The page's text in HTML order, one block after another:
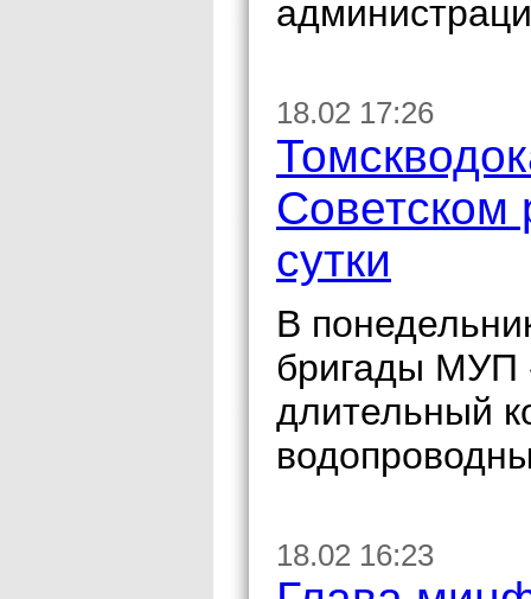
18.02 17:26
Советском
сутки
В
бригады МУП
длительный
18.02 16:23